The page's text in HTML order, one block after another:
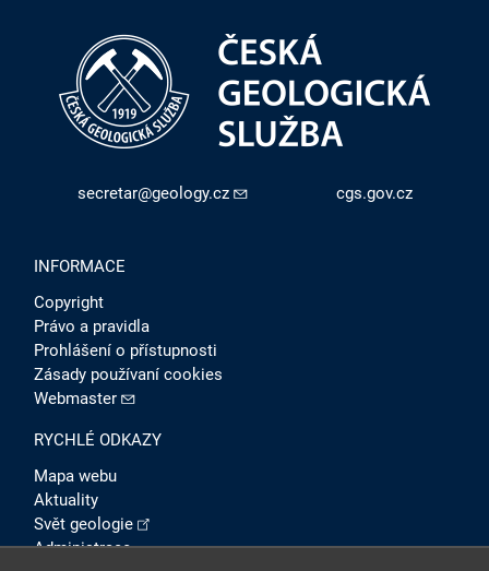
secretar@geology.cz cgs.gov.cz
INFORMACE
Copyright
Právo a pravidla
Prohlášení o přístupnosti
Zásady používaní cookies
Webmaster
RYCHLÉ ODKAZY
Mapa webu
Aktuality
Svět geologie
Administrace